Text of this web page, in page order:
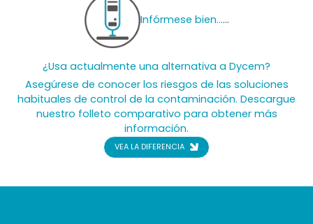
Infórmese bien…...
¿Usa actualmente una alternativa a Dycem?
Asegúrese de conocer los riesgos de las soluciones
habituales de control de la contaminación. Descargue
nuestro folleto comparativo para obtener más
información.
VEA LA DIFERENCIA